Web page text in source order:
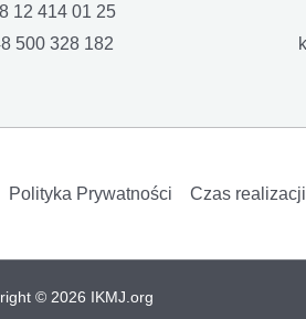
12 414 01 25
500 328 182
Polityka Prywatności Czas
© 2026 IKMJ.org